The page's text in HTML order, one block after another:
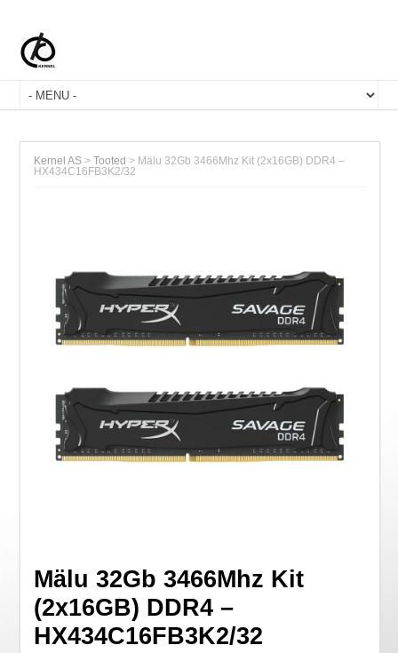
Kernel AS >Tooted > Mälu 32Gb 3466Mhz Kit (2x16GB) DDR4 –
HX434C16FB3K2/32
Mälu 32Gb 3466Mhz Kit
(2x16GB) DDR4 –
HX434C16FB3K2/32